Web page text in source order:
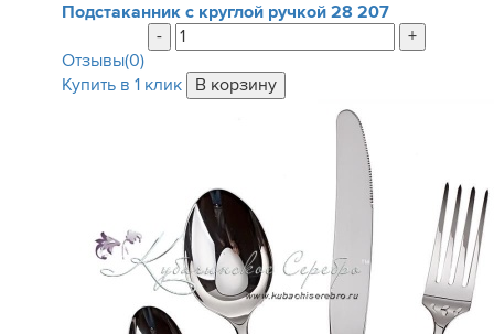
Подстаканник с круглой ручкой 28 207
-
+
Отзывы(0)
Купить в 1 клик